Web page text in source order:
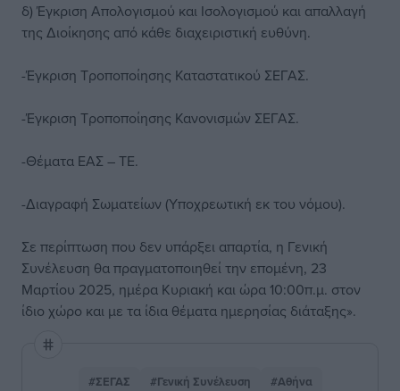
δ) Έγκριση Απολογισμού και Ισολογισμού και απαλλαγή
της Διοίκησης από κάθε διαχειριστική ευθύνη.
-Έγκριση Τροποποίησης Καταστατικού ΣΕΓΑΣ.
-Έγκριση Τροποποίησης Κανονισμών ΣΕΓΑΣ.
-Θέματα ΕΑΣ – ΤΕ.
-Διαγραφή Σωματείων (Υποχρεωτική εκ του νόμου).
Σε περίπτωση που δεν υπάρξει απαρτία, η Γενική
Συνέλευση θα πραγματοποιηθεί την επομένη, 23
Μαρτίου 2025, ημέρα Κυριακή και ώρα 10:00π.μ. στον
ίδιο χώρο και με τα ίδια θέματα ημερησίας διάταξης».
#ΣΕΓΑΣ #Γενική Συνέλευση #Αθήνα